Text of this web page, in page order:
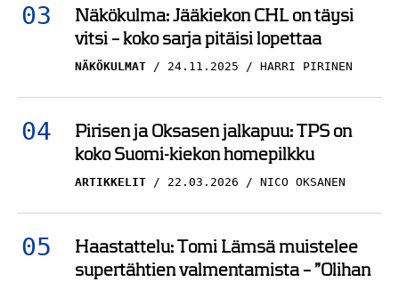
Näkökulma: Jääkiekon CHL on täysi
vitsi – koko sarja pitäisi lopettaa
NÄKÖKULMAT 24.11.2025 HARRI PIRINEN
Pirisen ja Oksasen jalkapuu: TPS on
koko Suomi-kiekon homepilkku
ARTIKKELIT 22.03.2026 NICO OKSANEN
Haastattelu: Tomi Lämsä muistelee
supertähtien valmentamista – ”Olihan